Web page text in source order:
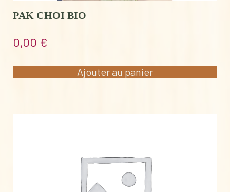
PAK CHOI BIO
0,00 €
Ajouter au panier